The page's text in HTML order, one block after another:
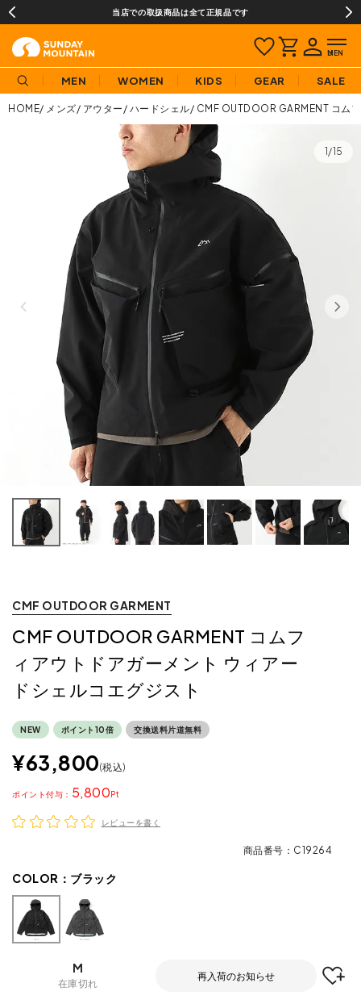
当店での取扱商品は全て正規品です
MEN WOMEN KIDS GEAR SALE
HOME メンズ アウター ハードシェル CMF OUTDOOR GARMENT コム
1/15
CMF OUTDOOR GARMENT
CMF OUTDOOR GARMENT コムフ
ィアウトドアガーメント ウィアー
ドシェルコエグジスト
NEW ポイント10倍 交換送料片道無料
¥63,800 税込
5,800
ポイント
レビューを書く
商品番号 C19264
COLOR： ブラック
M
在庫切れ
再入荷のお知らせ